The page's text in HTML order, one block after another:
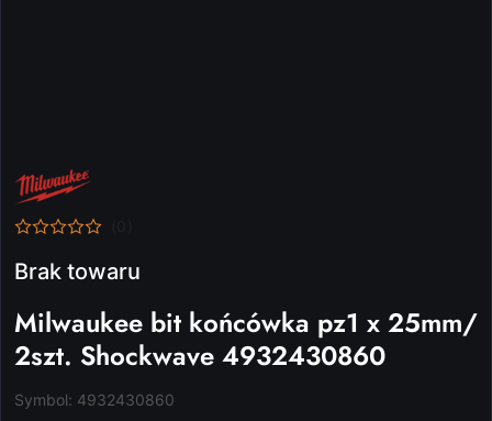
NAZWA
PRODUCENTA:
MILWAUKEE
Brak towaru
Milwaukee bit końcówka pz1 x 25mm/
2szt. Shockwave 4932430860
Symbol: 4932430860